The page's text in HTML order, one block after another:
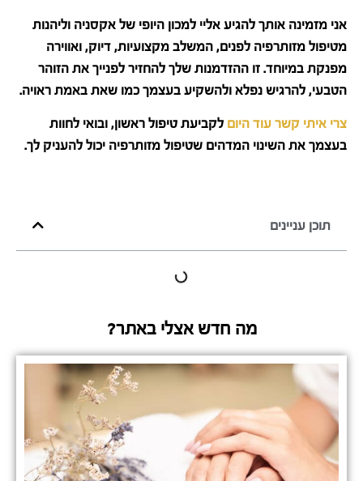
אני מזמינה אותך להגיע אליי למכון היופי של אקסניה וליהנות
מטיפול מזותרפיה לפנים, המשלב מקצועיות, דיוק, ואווירה
מפנקת במיוחד. זו ההזדמנות שלך להחזיר לפנייך את הזוהר
הטבעי, להרגיש נפלא ולהשקיע בעצמך כמו שאת באמת ראויה.
צרי איתי קשר עוד היום לקביעת טיפול ראשון, ובואי לחוות
בעצמך את השינוי המדהים שטיפול מזותרפיה יכול להעניק לך.
תוכן עניינים
מה חדש אצלי באתר?